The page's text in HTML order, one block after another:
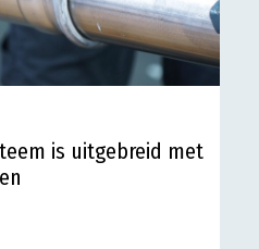
is uitgebreid met